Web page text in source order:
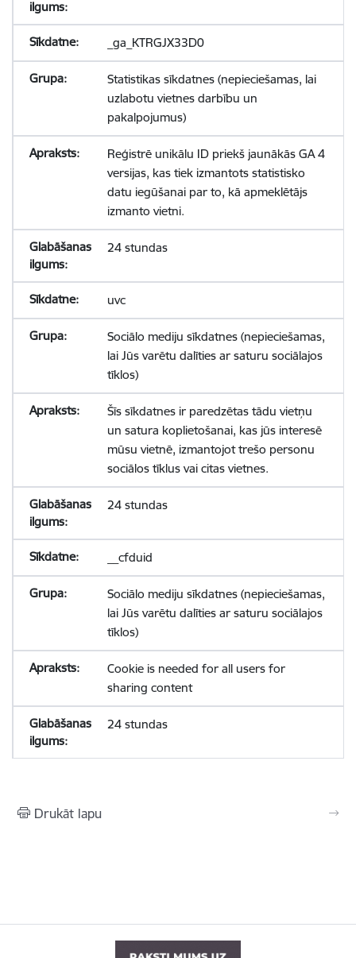
_ga_KTRGJX33D0
Statistikas sīkdatnes (nepieciešamas, lai
uzlabotu vietnes darbību un
pakalpojumus)
Reģistrē unikālu ID priekš jaunākās GA 4
versijas, kas tiek izmantots statistisko
datu iegūšanai par to, kā apmeklētājs
izmanto vietni.
24 stundas
uvc
Sociālo mediju sīkdatnes (nepieciešamas,
lai Jūs varētu dalīties ar saturu sociālajos
tīklos)
Šīs sīkdatnes ir paredzētas tādu vietņu
un satura koplietošanai, kas jūs interesē
mūsu vietnē, izmantojot trešo personu
sociālos tīklus vai citas vietnes.
24 stundas
__cfduid
Sociālo mediju sīkdatnes (nepieciešamas,
lai Jūs varētu dalīties ar saturu sociālajos
tīklos)
Cookie is needed for all users for
sharing content
24 stundas
Drukāt lapu